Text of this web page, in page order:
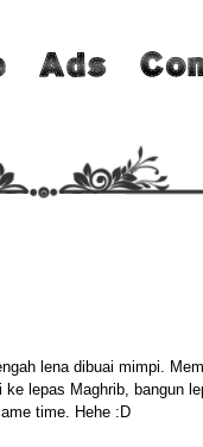
lena dibuai mimpi.
lepas Maghrib, bangun
time. Hehe :D